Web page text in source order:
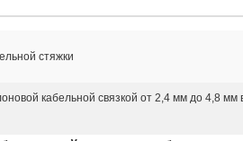
стяжки
кабельной связкой от 2,4 мм до 4,8 мм